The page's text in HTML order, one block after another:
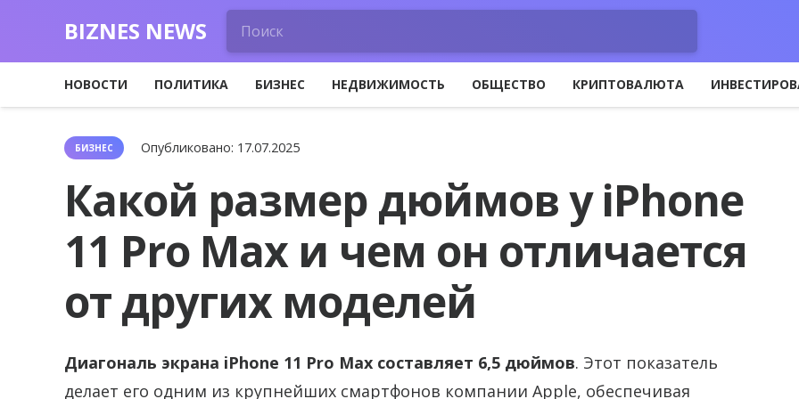
BIZNES NEWS
НОВОСТИ ПОЛИТИКА БИЗНЕС НЕДВИЖИМОСТЬ ОБЩЕСТВО КРИПТОВАЛЮТА
БИЗНЕС Опубликовано: 17.07.2025
Какой размер дюймов у iPhone
11 Pro Max и чем он отличается
от других моделей
Диагональ экрана iPhone 11 Pro Max составляет 6,5 дюймов. Этот показатель
делает его одним из крупнейших смартфонов компании Apple, обеспечивая